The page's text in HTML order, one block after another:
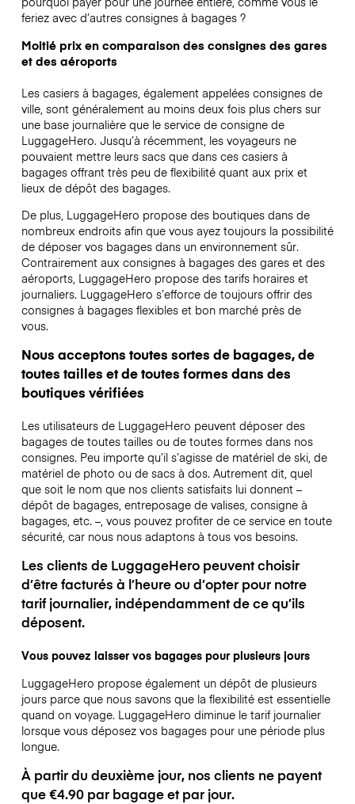
feriez avec d’autres consignes à bagages ?
Moitié prix en comparaison des consignes des gares
et des aéroports
Les casiers à bagages, également appelées consignes de
ville, sont généralement au moins deux fois plus chers sur
une base journalière que le service de consigne de
LuggageHero. Jusqu’à récemment, les voyageurs ne
pouvaient mettre leurs sacs que dans ces casiers à
bagages offrant très peu de flexibilité quant aux prix et
lieux de dépôt des bagages.
De plus, LuggageHero propose des boutiques dans de
nombreux endroits afin que vous ayez toujours la possibilité
de déposer vos bagages dans un environnement sûr.
Contrairement aux consignes à bagages des gares et des
aéroports, LuggageHero propose des tarifs horaires et
journaliers. LuggageHero s’efforce de toujours offrir des
consignes à bagages flexibles et bon marché près de
vous.
Nous acceptons toutes sortes de bagages, de
toutes tailles et de toutes formes dans des
boutiques vérifiées
Les utilisateurs de LuggageHero peuvent déposer des
bagages de toutes tailles ou de toutes formes dans nos
consignes. Peu importe qu’il s’agisse de matériel de ski, de
matériel de photo ou de sacs à dos. Autrement dit, quel
que soit le nom que nos clients satisfaits lui donnent –
dépôt de bagages, entreposage de valises, consigne à
bagages, etc. –, vous pouvez profiter de ce service en toute
sécurité, car nous nous adaptons à tous vos besoins.
Les clients de LuggageHero peuvent choisir
d’être facturés à l’heure ou d’opter pour notre
tarif journalier, indépendamment de ce qu’ils
déposent.
Vous pouvez laisser vos bagages pour plusieurs jours
LuggageHero propose également un dépôt de plusieurs
jours parce que nous savons que la flexibilité est essentielle
quand on voyage. LuggageHero diminue le tarif journalier
lorsque vous déposez vos bagages pour une période plus
longue.
À partir du deuxième jour, nos clients ne payent
que €4.90 par bagage et par jour.